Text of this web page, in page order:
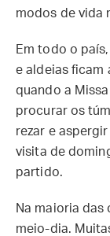
modos de vida
Em todo o
e aldeias ficam
quando a
procurar os
rezar e
visita de
partido.
Na maioria das
meio-dia.